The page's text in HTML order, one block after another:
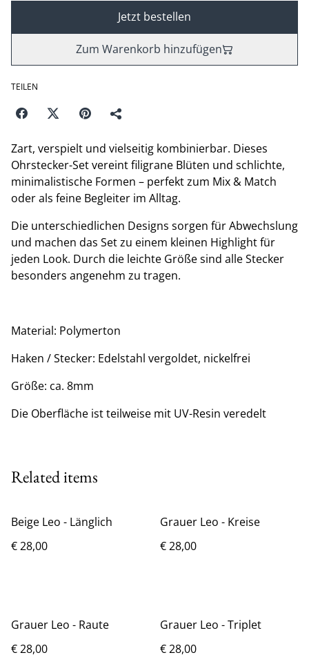
Jetzt bestellen
Zum Warenkorb hinzufügen
TEILEN
Zart, verspielt und vielseitig kombinierbar. Dieses
Ohrstecker-Set vereint filigrane Blüten und schlichte,
minimalistische Formen – perfekt zum Mix & Match
oder als feine Begleiter im Alltag.
Die unterschiedlichen Designs sorgen für Abwechslung
und machen das Set zu einem kleinen Highlight für
jeden Look. Durch die leichte Größe sind alle Stecker
besonders angenehm zu tragen.
Material: Polymerton
Haken / Stecker: Edelstahl vergoldet, nickelfrei
Größe: ca. 8mm
Die Oberfläche ist teilweise mit UV-Resin veredelt
Related items
Beige Leo - Länglich
€ 28,00
Grauer Leo - Kreise
€ 28,00
Grauer Leo - Raute
€ 28,00
Grauer Leo - Triplet
€ 28,00